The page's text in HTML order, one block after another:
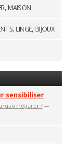
MAISON
LINGE, BIJOUX
sensibiliser
réparer ? —